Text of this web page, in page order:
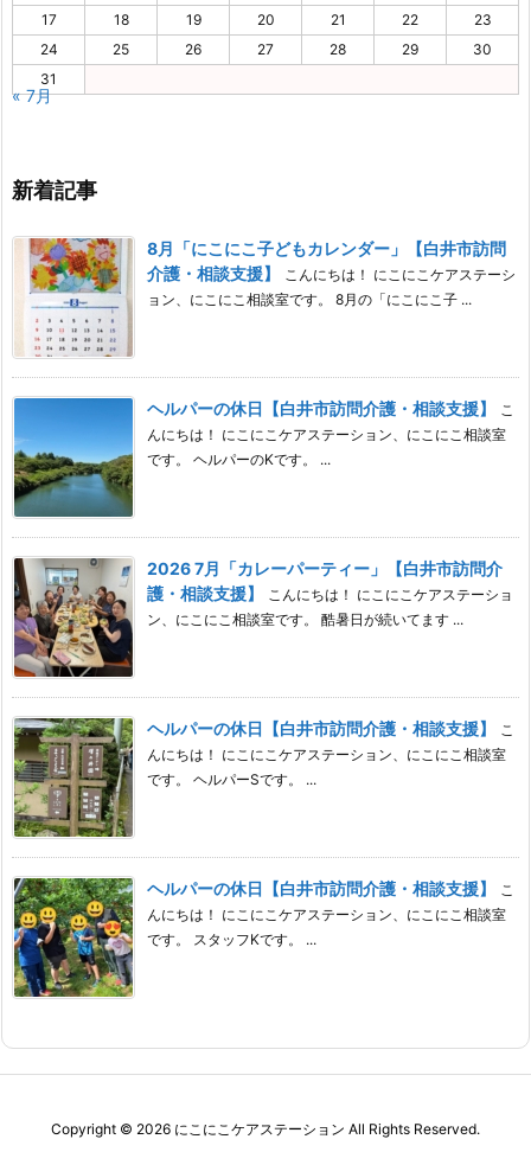
17
18 19 20 21 22
23
24
25 26 27 28 29
30
31
« 7月
新着記事
8月「にこにこ子どもカレンダー」【白井市訪問
介護・相談支援】
こんにちは！ にこにこケアステーシ
ョン、にこにこ相談室です。 8月の「にこにこ子 ...
ヘルパーの休日【白井市訪問介護・相談支援】
こ
んにちは！ にこにこケアステーション、にこにこ相談室
です。 ヘルパーのKです。 ...
2026 7月「カレーパーティー」【白井市訪問介
護・相談支援】
こんにちは！ にこにこケアステーショ
ン、にこにこ相談室です。 酷暑日が続いてます ...
ヘルパーの休日【白井市訪問介護・相談支援】
こ
んにちは！ にこにこケアステーション、にこにこ相談室
です。 ヘルパーSです。 ...
ヘルパーの休日【白井市訪問介護・相談支援】
こ
んにちは！ にこにこケアステーション、にこにこ相談室
です。 スタッフKです。 ...
Copyright © 2026 にこにこケアステーション All Rights Reserved.